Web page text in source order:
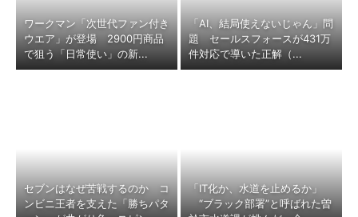
ワークマン「次世代ファン付き
ウエア」が登場 2900円商品
で狙う「日常使い」の新...
「AI、結局使えないじゃん」問
題 セールスフォースが431万
件対応で導いた正解（...
セブンはなぜ苦戦するのか コ
ンビニ王者を支えた「勝ちパタ
「IT化か、水道を止めるか」
“ブラック部署”と呼ばれた曽